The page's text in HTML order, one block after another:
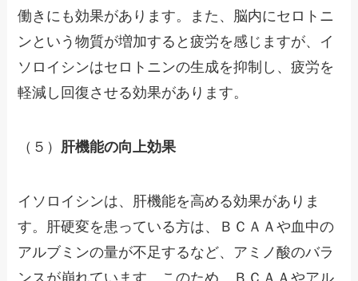
働きにも効果があります。また、脳内にセロトニ
ンという物質が増加すると疲労を感じますが、イ
ソロイシンはセロトニンの生成を抑制し、疲労を
軽減し回復させる効果があります。
（５） 肝機能の向上効果
イソロイシンは、肝機能を高める効果がありま
す。肝硬変を患っている方は、ＢＣＡＡや血中の
アルブミンの量が不足するなど、アミノ酸のバラ
ンスが崩れています。このため、ＢＣＡＡやアル